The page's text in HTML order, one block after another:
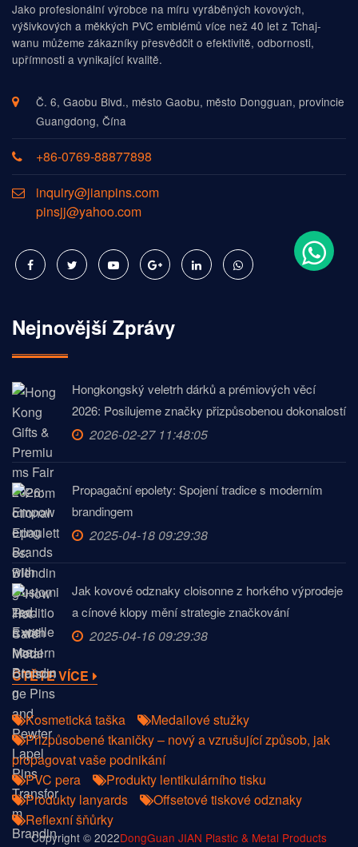
Jako profesionální výrobce na míru vyráběných kovových,
výšivkových a měkkých PVC emblémů více než 40 let z Tchaj-
wanu můžeme zákazníky přesvědčit o efektivitě, odbornosti,
upřímnosti a vynikající kvalitě.
Č. 6, Gaobu Blvd., město Gaobu, město Dongguan, provincie
Guangdong, Čína
+86-0769-88877898
inquiry@jianpins.com
pinsjj@yahoo.com
Nejnovější Zprávy
Hongkongský veletrh dárků a prémiových věcí
2026: Posilujeme značky přizpůsobenou dokonalostí
2026-02-27 11:48:05
Propagační epolety: Spojení tradice s moderním
brandingem
2025-04-18 09:29:38
Jak kovové odznaky cloisonne z horkého výprodeje
a cínové klopy mění strategie značkování
2025-04-16 09:29:38
ČTĚTE VÍCE
Kosmetická taška
Medailové stužky
Přizpůsobené tkaničky – nový a vzrušující způsob, jak
propagovat vaše podnikání
PVC pera
Produkty lentikulárního tisku
Produkty lanyards
Offsetové tiskové odznaky
Reflexní šňůrky
Copyright © 2022DongGuan JIAN Plastic & Metal Products